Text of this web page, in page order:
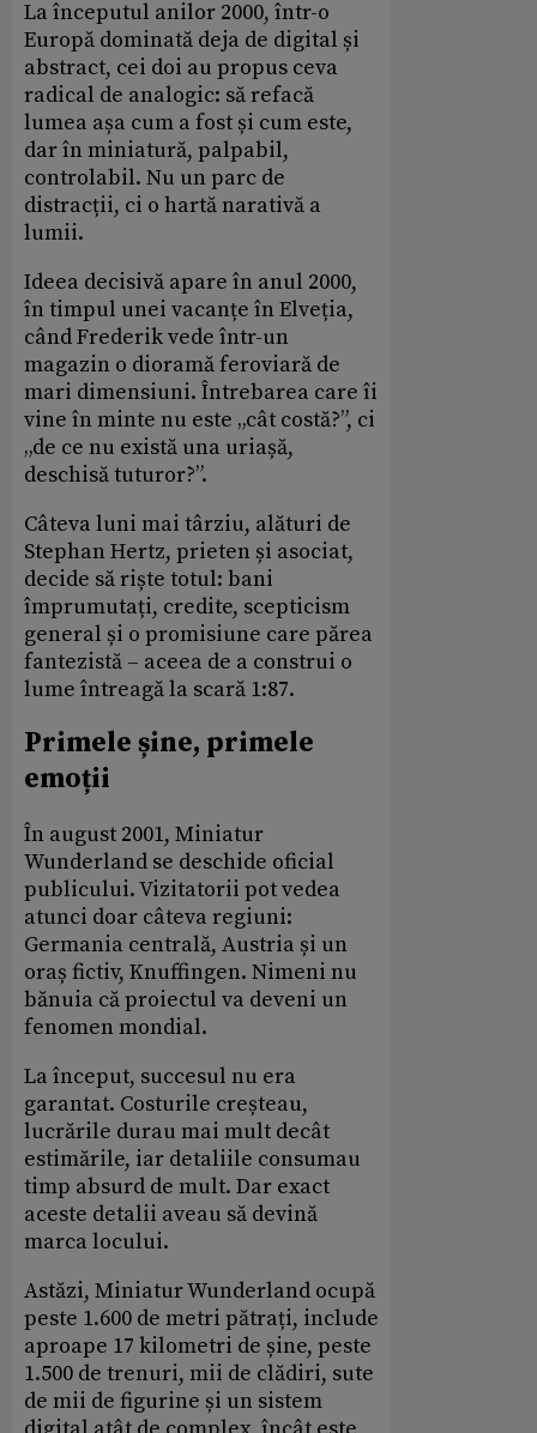
La începutul anilor 2000, într-o
Europă dominată deja de digital și
abstract, cei doi au propus ceva
radical de analogic: să refacă
lumea așa cum a fost și cum este,
dar în miniatură, palpabil,
controlabil. Nu un parc de
distracții, ci o hartă narativă a
lumii.
Ideea decisivă apare în anul 2000,
în timpul unei vacanțe în Elveția,
când Frederik vede într-un
magazin o dioramă feroviară de
mari dimensiuni. Întrebarea care îi
vine în minte nu este „cât costă?”, ci
„de ce nu există una uriașă,
deschisă tuturor?”.
Câteva luni mai târziu, alături de
Stephan Hertz, prieten și asociat,
decide să riște totul: bani
împrumutați, credite, scepticism
general și o promisiune care părea
fantezistă – aceea de a construi o
lume întreagă la scară 1:87.
Primele șine, primele
emoții
În august 2001, Miniatur
Wunderland se deschide oficial
publicului. Vizitatorii pot vedea
atunci doar câteva regiuni:
Germania centrală, Austria și un
oraș fictiv, Knuffingen. Nimeni nu
bănuia că proiectul va deveni un
fenomen mondial.
La început, succesul nu era
garantat. Costurile creșteau,
lucrările durau mai mult decât
estimările, iar detaliile consumau
timp absurd de mult. Dar exact
aceste detalii aveau să devină
marca locului.
Astăzi, Miniatur Wunderland ocupă
peste 1.600 de metri pătrați, include
aproape 17 kilometri de șine, peste
1.500 de trenuri, mii de clădiri, sute
de mii de figurine și un sistem